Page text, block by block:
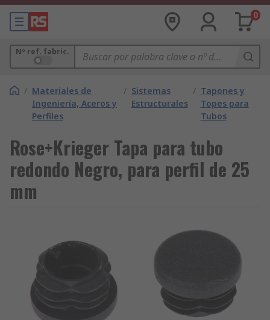
0
Nº ref. fabric.
/ Materiales de
Ingeniería, Aceros y
Perfiles
/ Sistemas
Estructurales
/ Tapones y
Topes para
Tubos
Rose+Krieger Tapa para tubo
redondo Negro, para perfil de 25
mm